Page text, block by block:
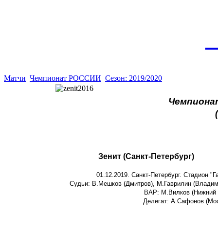
Матчи Чемпионат РОССИИ Сезон: 2019/2020
Зенит (Санкт-Петербург)
01.12.2019. Санкт-Петербург. Стадион
Судьи: В.Мешков (Дмитров), М.Гаврилин
ВАР: М.Вилков (Нижний
Делегат: А.Сафонов